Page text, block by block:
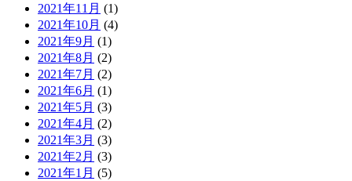
2021年11月 (1)
2021年10月 (4)
2021年9月 (1)
2021年8月 (2)
2021年7月 (2)
2021年6月 (1)
2021年5月 (3)
2021年4月 (2)
2021年3月 (3)
2021年2月 (3)
2021年1月 (5)